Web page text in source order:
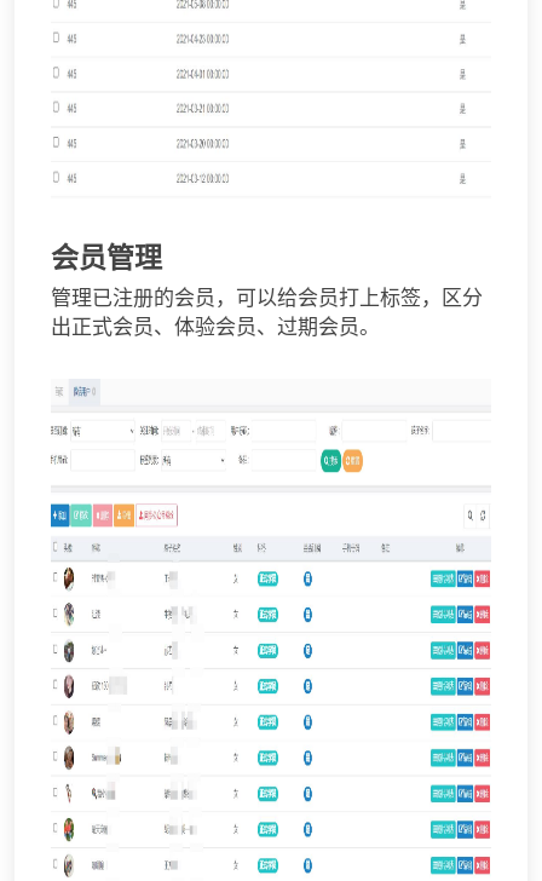
会员管理
管理已注册的会员，可以给会员打上标签，区分
出正式会员、体验会员、过期会员。